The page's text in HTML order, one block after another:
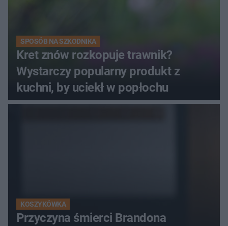
SPOSÓB NA SZKODNIKA
Kret znów rozkopuje trawnik?
Wystarczy popularny produkt z
kuchni, by uciekł w popłochu
KOSZYKÓWKA
Przyczyna śmierci Brandona